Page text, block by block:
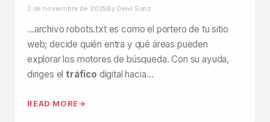
2 de noviembre de 2025By Deivi Sanz
…archivo robots.txt es como el portero de tu sitio
web; decide quién entra y qué áreas pueden
explorar los motores de búsqueda. Con su ayuda,
diriges el tráfico digital hacia…
READ MORE